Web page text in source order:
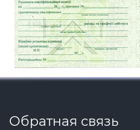
Обратная связь